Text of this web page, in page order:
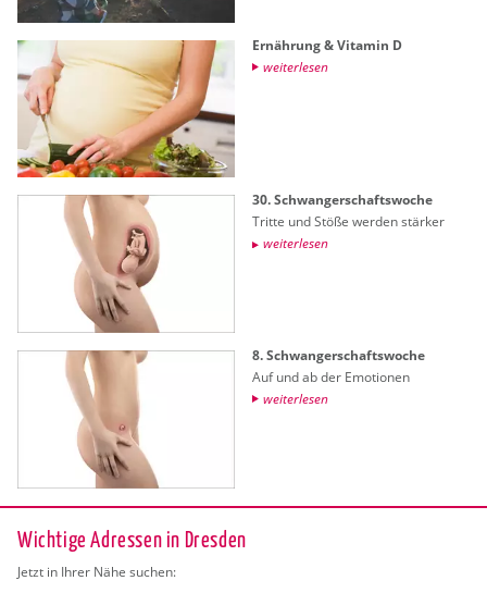
Er­näh­rung & Vit­amin D
wei­ter­le­sen
30. Schwan­ger­schafts­wo­che
Trit­te und Stöße wer­den stär­ker
wei­ter­le­sen
8. Schwan­ger­schafts­wo­che
Auf und ab der Emo­tio­nen
wei­ter­le­sen
Wichtige Adressen in Dresden
Jetzt in Ihrer Nähe suchen: